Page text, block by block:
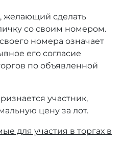
желающий сделать
со своим номером.
номера означает
его согласие
по объявленной
участник,
цену за лот.
для участия в торгах в